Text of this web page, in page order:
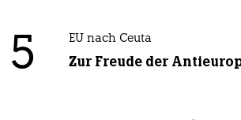
5 EU nach Ceuta
Zur Freude der